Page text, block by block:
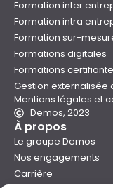
Formation inter
Formation intra
Formation sur-
Formations digitales
Formations
Gestion externalisée
Mentions légales et
Demos, 2023
À propos
Le groupe Demos
Nos engagements
Carrière